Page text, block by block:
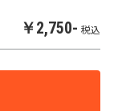
￥2,750- 税込